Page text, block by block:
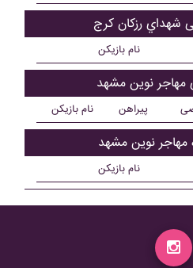
شهداي رزکان کرج
نام بازیکن
مهاجر نوين مشهد
نام بازیکن پیراهن
مهاجر نوين مشهد
نام بازیکن